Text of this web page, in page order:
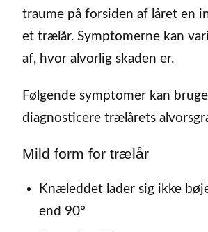
traume på forsiden af låret en
et trælår. Symptomerne kan
af, hvor alvorlig skaden er.
Følgende symptomer kan
diagnosticere trælårets
Mild form for trælår
Knæleddet lader sig ikke
end 90°